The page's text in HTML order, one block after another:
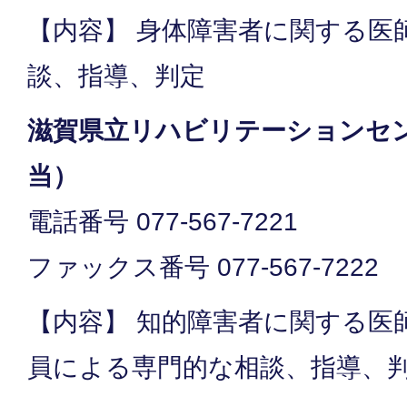
【内容】 身体障害者に関する
談、指導、判定
滋賀県立リハビリテーションセ
当）
電話番号 077-567-7221
ファックス番号 077-567-7222
【内容】 知的障害者に関する
員による専門的な相談、指導、